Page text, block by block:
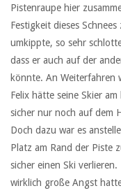
Pistenraupe hier
Festigkeit dieses
umkippte, so sehr
dass er auch auf der
könnte. An Weiterfahren
Felix hätte seine Skier
sicher nur noch auf dem
Doch dazu war es
Platz am Rand der Piste
sicher einen Ski
wirklich große Angst